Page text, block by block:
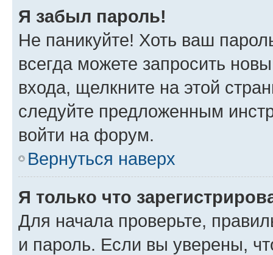
Я забыл пароль!
Не паникуйте! Хоть ваш
всегда можете запросить
входа, щелкните на этой
следуйте предложенным
войти на форум.
Вернуться наверх
Я только что
Для начала проверьте,
и пароль. Если вы уверены,